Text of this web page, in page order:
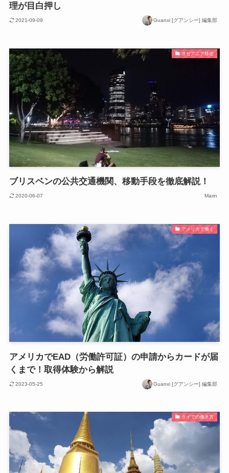
理が目白押し
2021-09-09 Guanxi [グアンシー] 編集部
オセアニア移住
ブリスベンの公共交通機関、移動手段を徹底解説！
2020-06-07 Marin
アメリカで働く
アメリカでEAD（労働許可証）の申請からカードが届
くまで！取得体験から解説
2023-05-25 Guanxi [グアンシー] 編集部
タイでの働き方